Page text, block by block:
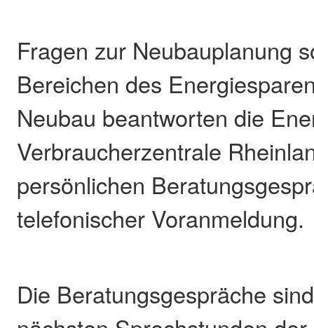
Fragen zur Neubauplanung
Bereichen des
Neubau beantworten die
Verbraucherzentrale
persönlichen
telefonischer Voranmeldung.
Die Beratungsgespräche